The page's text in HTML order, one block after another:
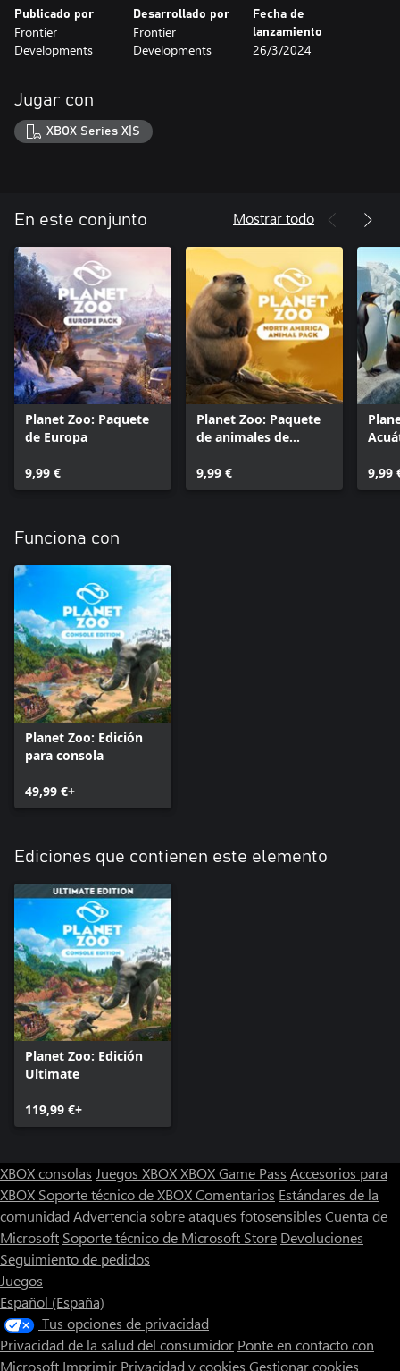
*Todo el contenido descargable del pase de temporada estará
disponible entre el lanzamiento y marzo de 2025.
Publicado por
Frontier
Developments
Desarrollado por
Frontier
Developments
Fecha de
lanzamiento
26/3/2024
Jugar con
XBOX Series X|S
En este conjunto Mostrar todo
Planet Zoo: Paquete
de Europa
9,99 €
Planet Zoo: Paquete
de animales de
9,99 €
9,99
Funciona con
Planet Zoo: Edición
para consola
49,99 €+
Ediciones que contienen este elemento
Planet Zoo: Edición
Ultimate
119,99 €+
XBOX consolas Juegos XBOXXBOX Game Pass Accesorios para
XBOX Soporte técnico de XBOXComentarios Estándares de la
comunidad Advertencia sobre ataques fotosensibles Cuenta de
Microsoft Soporte técnico de Microsoft Store Devoluciones
Seguimiento de pedidos
Juegos
Español (España)
Tus opciones de privacidad
Privacidad de la salud del consumidor Ponte en contacto con
Microsoft Imprimir Privacidad y cookies Gestionar cookies